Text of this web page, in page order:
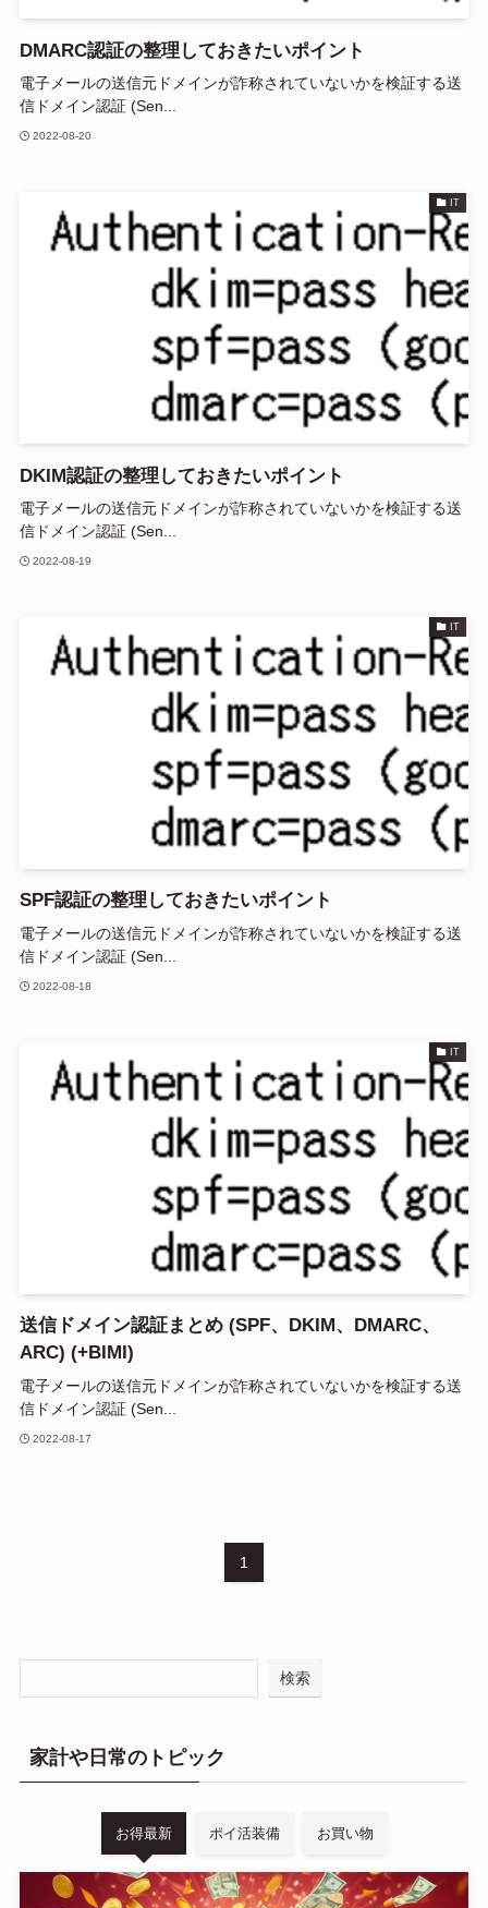
DMARC認証の整理しておきたいポイント
電子メールの送信元ドメインが詐称されていないかを検証する送
信ドメイン認証 (Sen...
2022-08-20
IT
DKIM認証の整理しておきたいポイント
電子メールの送信元ドメインが詐称されていないかを検証する送
信ドメイン認証 (Sen...
2022-08-19
IT
SPF認証の整理しておきたいポイント
電子メールの送信元ドメインが詐称されていないかを検証する送
信ドメイン認証 (Sen...
2022-08-18
IT
送信ドメイン認証まとめ (SPF、DKIM、DMARC、
ARC) (+BIMI)
電子メールの送信元ドメインが詐称されていないかを検証する送
信ドメイン認証 (Sen...
2022-08-17
1
検索
家計や日常のトピック
お得最新 ポイ活装備 お買い物